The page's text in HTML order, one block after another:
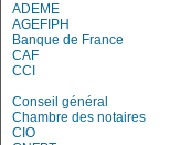
ADEME
AGEFIPH
Banque de France
CAF
CCI
Conseil général
Chambre des notaires
CIO